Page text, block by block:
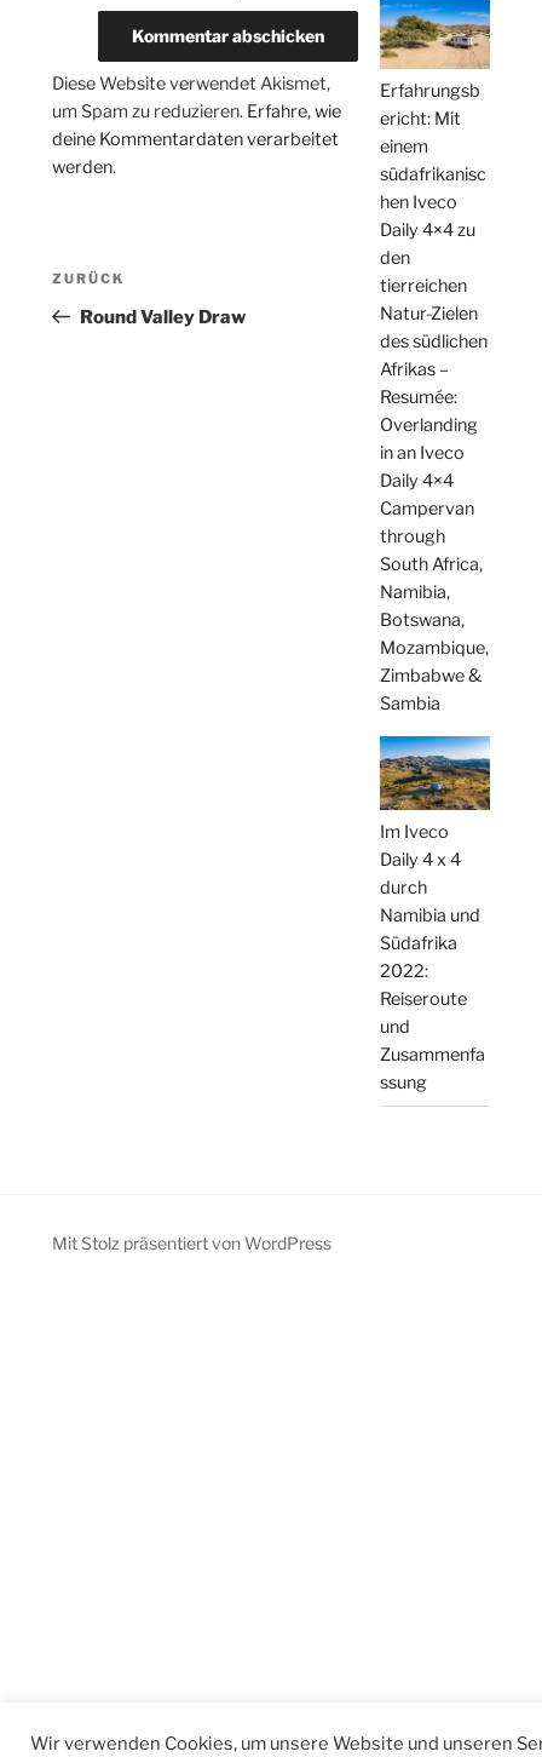
Diese Website verwendet Akismet,
um Spam zu reduzieren. Erfahre, wie
deine Kommentardaten verarbeitet
werden.
Beitragsnavigation
Vorheriger
Beitrag
ZURÜCK
Round Valley Draw
Erfahrungsb
ericht: Mit
einem
südafrikanisc
hen Iveco
Daily 4×4 zu
den
tierreichen
Natur-Zielen
des südlichen
Afrikas –
Resumée:
Overlanding
in an Iveco
Daily 4×4
Campervan
through
South Africa,
Namibia,
Botswana,
Mozambique,
Zimbabwe &
Sambia
Im Iveco
Daily 4 x 4
durch
Namibia und
Südafrika
2022:
Reiseroute
und
Zusammenfa
ssung
Mit Stolz präsentiert von WordPress
Wir verwenden Cookies, um unsere Website und unseren